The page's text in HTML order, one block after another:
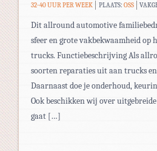
32-40 UUR PER WEEK PLAATS: OSS
Dit allround automotive
sfeer en grote vakbekwaamheid op
trucks. Functiebeschrijving Als
soorten reparaties uit aan trucks
Daarnaast doe je onderhoud,
Ook beschikken wij over
gaat […]